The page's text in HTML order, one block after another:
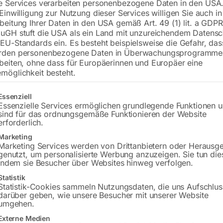
inkl. MwSt. zzgl.Versandkosten
Lieferzeit:ca. 2 - 3 Tage
Versandkosten Standard (Österreich):€
Bitte beachten Sie: Die Versandkosten
In den
Sie haben
Gerne
Anfrageformular
Services verarbeiten personenbezogene Daten in den
zur Nutzung dieser Services willigen Sie auch
Ihrer Daten in den USA gemäß Art. 49 (1) lit. a
stuft die USA als ein Land mit unzureichendem
Standards ein. Es besteht beispielsweise die Gefahr,
personenbezogene Daten in
ohne dass für Europäerinnen und Europäer eine
besteht.
eine Liste der Service-Gruppen, für die eine Einwilligung erteilt
Services ermöglichen grundlegende Funktionen
für das ordnungsgemäße Funktionieren der Website
Services werden von Drittanbietern oder
um personalisierte Werbung anzuzeigen. Sie tun
sie Besucher über Websites hinweg verfolgen.
Cookies sammeln Nutzungsdaten, die uns
geben, wie unsere Besucher mit unserer Website
Medien